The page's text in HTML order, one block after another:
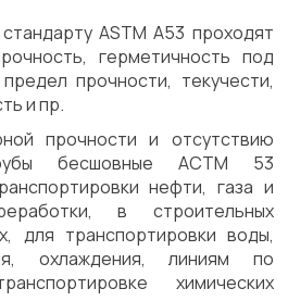
ASTM A53 проходят
герметичность под
прочности, текучести,
и пр.
прочности и отсутствию
бесшовные АСТМ 53
нефти, газа и
в строительных
для транспортировки воды,
охлаждения, линиям по
химических